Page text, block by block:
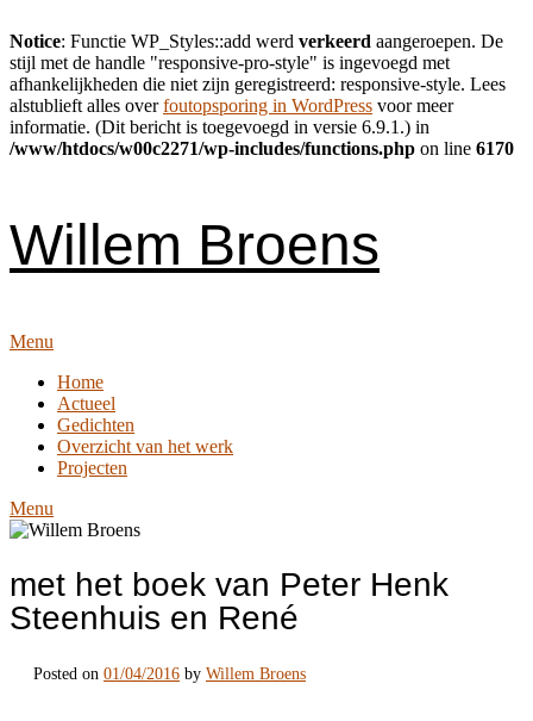
Notice: Functie WP_Styles::add werd verkeerd aangeroepen. De
stijl met de handle "responsive-pro-style" is ingevoegd met
afhankelijkheden die niet zijn geregistreerd: responsive-style. Lees
alstublieft alles overfoutopsporing in WordPress voor meer
informatie. (Dit bericht is toegevoegd in versie 6.9.1.) in
/www/htdocs/w00c2271/wp-includes/functions.php on line 6170
Willem Broens
Menu
Home
Actueel
Gedichten
Overzicht van het werk
Projecten
Menu
met het boek van Peter Henk
Steenhuis en René
Posted on 01/04/2016 by Willem Broens